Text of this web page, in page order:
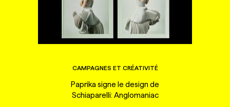
CAMPAGNES ET CRÉATIVITÉ
Paprika signe le design de
Schiaparelli: Anglomaniac